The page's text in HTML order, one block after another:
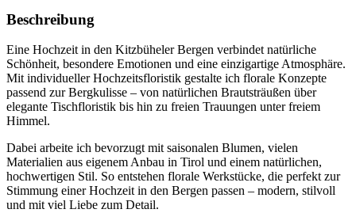
Beschreibung
Eine Hochzeit in den Kitzbüheler Bergen verbindet natürliche
Schönheit, besondere Emotionen und eine einzigartige Atmosphäre.
Mit individueller Hochzeitsfloristik gestalte ich florale Konzepte
passend zur Bergkulisse – von natürlichen Brautsträußen über
elegante Tischfloristik bis hin zu freien Trauungen unter freiem
Himmel.
Dabei arbeite ich bevorzugt mit saisonalen Blumen, vielen
Materialien aus eigenem Anbau in Tirol und einem natürlichen,
hochwertigen Stil. So entstehen florale Werkstücke, die perfekt zur
Stimmung einer Hochzeit in den Bergen passen – modern, stilvoll
und mit viel Liebe zum Detail.